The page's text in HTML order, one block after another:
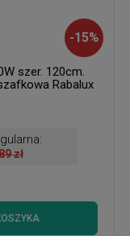
-15%
szer. 120cm.
Rabalux
zł